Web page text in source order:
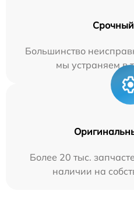
Большинство
мы устраняем в
Более 20 тыс.
наличии на